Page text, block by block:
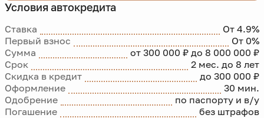
Условия автокредита
Ставка
От 4.9%
Первый взнос
От 0%
Сумма
от 300 000 ₽ до 8 000 000 ₽
Срок
2 мес. до 8 лет
Скидка в кредит
до 300 000 ₽
Оформление
30 мин.
Одобрение
по паспорту и в/у
Погашение
без штрафов